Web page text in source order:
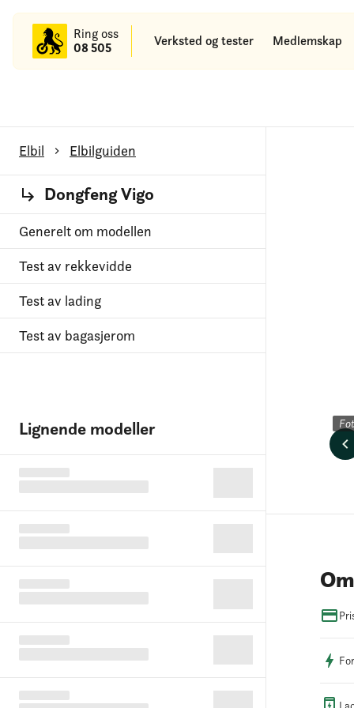
Ring oss
08 505
Verksted og tester Medlemskap
hovedinnhold
Elbil Elbilguiden
Dongfeng Vigo
Generelt om modellen
Test av rekkevidde
Test av lading
Test av bagasjerom
Lignende modeller